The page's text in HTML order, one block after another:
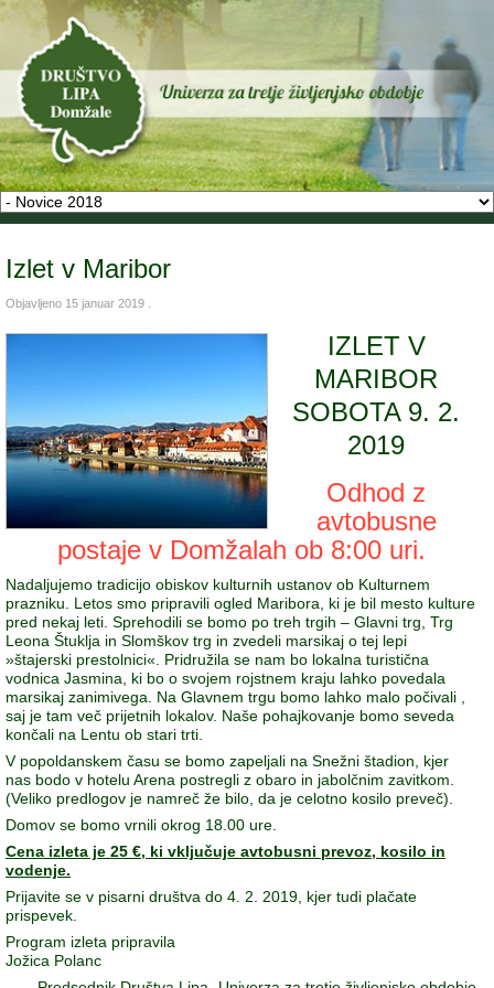
Izlet v Maribor
Objavljeno 15 januar 2019
IZLET V
MARIBOR
SOBOTA 9. 2.
2019
Odhod z
avtobusne
postaje v Domžalah ob 8:00 uri.
Nadaljujemo tradicijo obiskov kulturnih ustanov ob Kulturnem
prazniku. Letos smo pripravili ogled Maribora, ki je bil mesto kulture
pred nekaj leti. Sprehodili se bomo po treh trgih – Glavni trg, Trg
Leona Štuklja in Slomškov trg in zvedeli marsikaj o tej lepi
»štajerski prestolnici«. Pridružila se nam bo lokalna turistična
vodnica Jasmina, ki bo o svojem rojstnem kraju lahko povedala
marsikaj zanimivega. Na Glavnem trgu bomo lahko malo počivali ,
saj je tam več prijetnih lokalov. Naše pohajkovanje bomo seveda
končali na Lentu ob stari trti.
V popoldanskem času se bomo zapeljali na Snežni štadion, kjer
nas bodo v hotelu Arena postregli z obaro in jabolčnim zavitkom.
(Veliko predlogov je namreč že bilo, da je celotno kosilo preveč).
Domov se bomo vrnili okrog 18.00 ure.
Cena izleta je 25 €, ki vključuje avtobusni prevoz, kosilo in
vodenje.
Prijavite se v pisarni društva do 4. 2. 2019, kjer tudi plačate
prispevek.
Program izleta pripravila
Jožica Polanc